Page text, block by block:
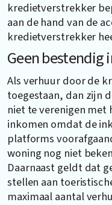
kredietverstrekker
aan de hand van de
kredietverstrekker
Geen bestendig
Als verhuur door de
toegestaan, dan zijn
niet te verenigen
inkomen omdat de
platforms
woning nog niet
Daarnaast geldt dat
stellen aan
maximaal aantal